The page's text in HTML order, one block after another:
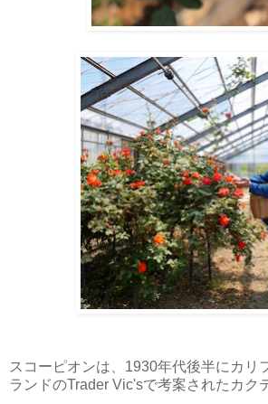
スコーピオンは、1930年代後半にカリ
ランドのTrader Vic'sで考案されたカク